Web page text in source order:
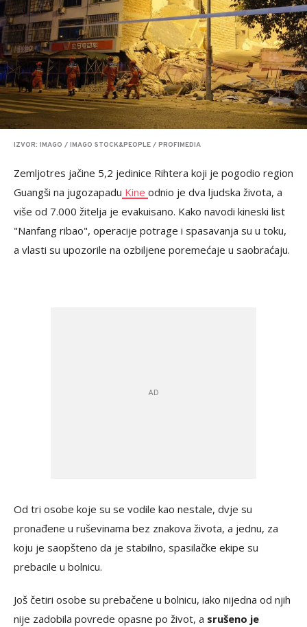
IZVOR: IMAGO / IMAGO STOCK&PEOPLE / PROFIMEDIA
Zemljotres jačine 5,2 jedinice Rihtera koji je pogodio region
Guangši na jugozapadu Kine odnio je dva ljudska života, a
više od 7.000 žitelja je evakuisano. Kako navodi kineski list
"Nanfang ribao", operacije potrage i spasavanja su u toku,
a vlasti su upozorile na ozbiljene poremećaje u saobraćaju.
Od tri osobe koje su se vodile kao nestale, dvje su
pronađene u ruševinama bez znakova života, a jednu, za
koju je saopšteno da je stabilno, spasilačke ekipe su
prebacile u bolnicu.
Još četiri osobe su prebačene u bolnicu, iako nijedna od njih
nije zadobila povrede opasne po život, a srušeno je